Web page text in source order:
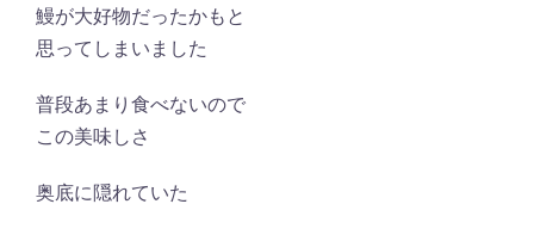
鰻が大好物だったかもと
思ってしまいました
普段あまり食べないので
この美味しさ
奥底に隠れていた